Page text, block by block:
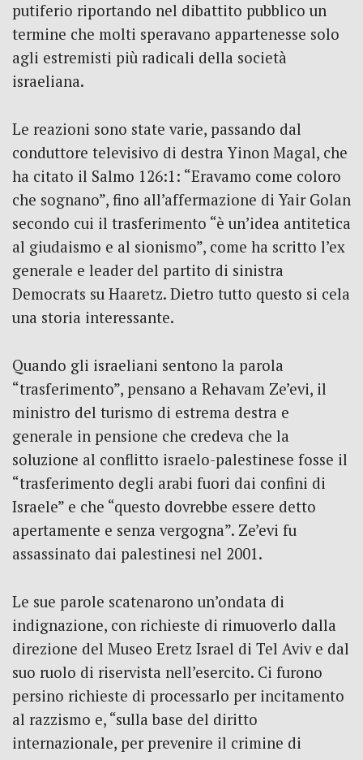
putiferio riportando nel dibattito pubblico un
termine che molti speravano appartenesse solo
agli estremisti più radicali della società
israeliana.
Le reazioni sono state varie, passando dal
conduttore televisivo di destra Yinon Magal, che
ha citato il Salmo 126:1: “Eravamo come coloro
che sognano”, fino all’affermazione di Yair Golan
secondo cui il trasferimento “è un’idea antitetica
al giudaismo e al sionismo”, come ha scritto l’ex
generale e leader del partito di sinistra
Democrats su Haaretz. Dietro tutto questo si cela
una storia interessante.
Quando gli israeliani sentono la parola
“trasferimento”, pensano a Rehavam Ze’evi, il
ministro del turismo di estrema destra e
generale in pensione che credeva che la
soluzione al conflitto israelo-palestinese fosse il
“trasferimento degli arabi fuori dai confini di
Israele” e che “questo dovrebbe essere detto
apertamente e senza vergogna”. Ze’evi fu
assassinato dai palestinesi nel 2001.
Le sue parole scatenarono un’ondata di
indignazione, con richieste di rimuoverlo dalla
direzione del Museo Eretz Israel di Tel Aviv e dal
suo ruolo di riservista nell’esercito. Ci furono
persino richieste di processarlo per incitamento
al razzismo e, “sulla base del diritto
internazionale, per prevenire il crimine di